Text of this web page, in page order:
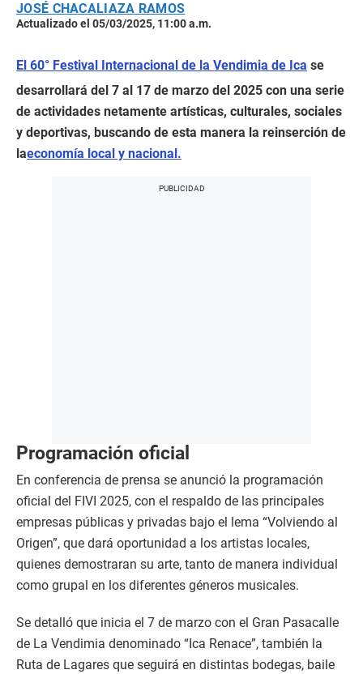
JOSÉ CHACALIAZA RAMOS
Actualizado el 05/03/2025, 11:00 a.m.
El 60° Festival Internacional de la Vendimia de Ica se
desarrollará del 7 al 17 de marzo del 2025 con una serie
de actividades netamente artísticas, culturales, sociales
y deportivas, buscando de esta manera la reinserción de
laeconomía local y nacional.
Programación oficial
En conferencia de prensa se anunció la programación
oficial del FIVI 2025, con el respaldo de las principales
empresas públicas y privadas bajo el lema “Volviendo al
Origen”, que dará oportunidad a los artistas locales,
quienes demostraran su arte, tanto de manera individual
como grupal en los diferentes géneros musicales.
Se detalló que inicia el 7 de marzo con el Gran Pasacalle
de La Vendimia denominado “Ica Renace”, también la
Ruta de Lagares que seguirá en distintas bodegas, baile